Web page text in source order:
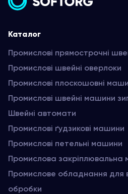
Каталог
Промислові прямострочні
Промислові швейні оверлоки
Промислові плоскошовні
Промислові швейні машини
Швейні автомати
Промислові ґудзикові машини
Промислові петельні машини
Промислова закріплювальна
Промислове обладнання для
обробки